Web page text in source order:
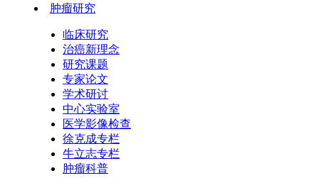
肿瘤研究
临床研究
治癌新理念
研究课题
专家论文
学术研讨
中心实验室
医学影像检查
徐克成专栏
牛立志专栏
肿瘤科普